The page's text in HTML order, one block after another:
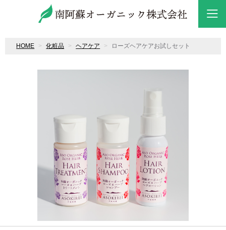
HOME 化粧品 ヘアケア ローズヘアケアお試しセット